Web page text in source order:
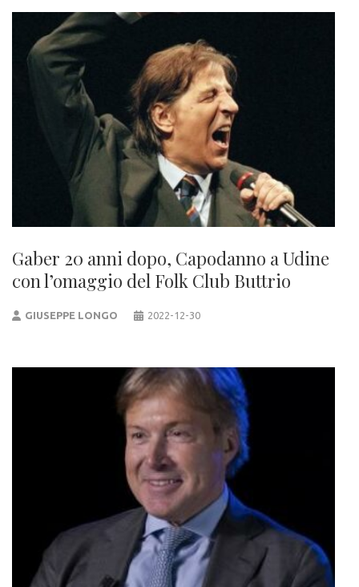
Gaber 20 anni dopo, Capodanno a Udine
con l’omaggio del Folk Club Buttrio
GIUSEPPE LONGO 2022-12-30